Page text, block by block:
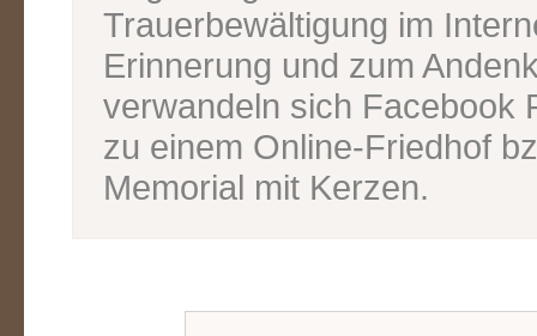
Trauerbewältigung im
Erinnerung und zum
verwandeln sich Facebook
zu einem Online-Friedhof
Memorial mit Kerzen.